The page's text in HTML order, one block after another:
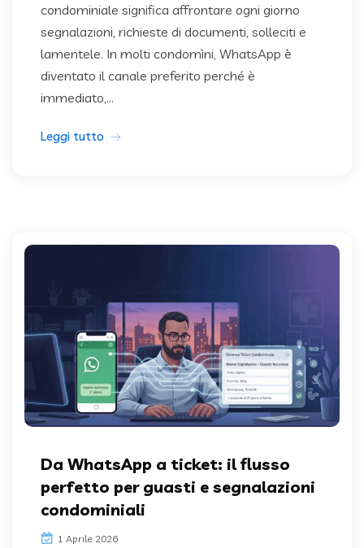
condominiale significa affrontare ogni giorno
segnalazioni, richieste di documenti, solleciti e
lamentele. In molti condomìni, WhatsApp è
diventato il canale preferito perché è
immediato,...
Leggi tutto
Da WhatsApp a ticket: il flusso
perfetto per guasti e segnalazioni
condominiali
1 Aprile 2026